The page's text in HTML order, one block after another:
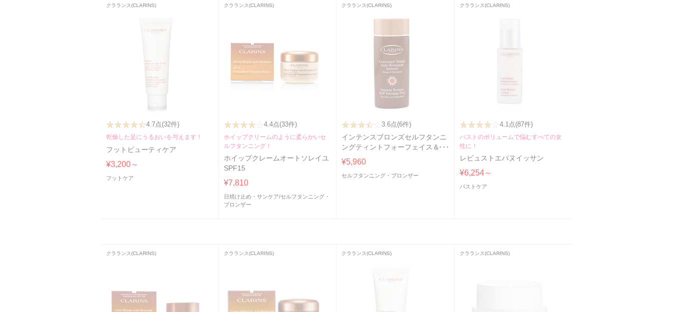
クラランス(CLARINS)
4.7点(32件)
乾燥した足にうるおいを与えます！
フットビューティケア
¥3,200～
フットケア
クラランス(CLARINS)
4.4点(33件)
ホイップクリームのように柔らかいセ
ルフタンニング！
ホイップクレームオートソレイユ
SPF15
¥7,810
日焼け止め・サンケア/セルフタンニング・
ブロンザー
クラランス(CLARINS)
3.6点(6件)
インテンスブロンズセルフタンニ
ングティントフォーフェイス＆デ
コルテ
¥5,960
セルフタンニング・ブロンザー
クラランス(CLARINS)
4.1点(87件)
バストのボリュームで悩むすべての女
性に！
レビュストエパヌイッサン
¥6,254～
バストケア
クラランス(CLARINS) クラランス(CLARINS) クラランス(CLARINS) クラランス(CLARINS)